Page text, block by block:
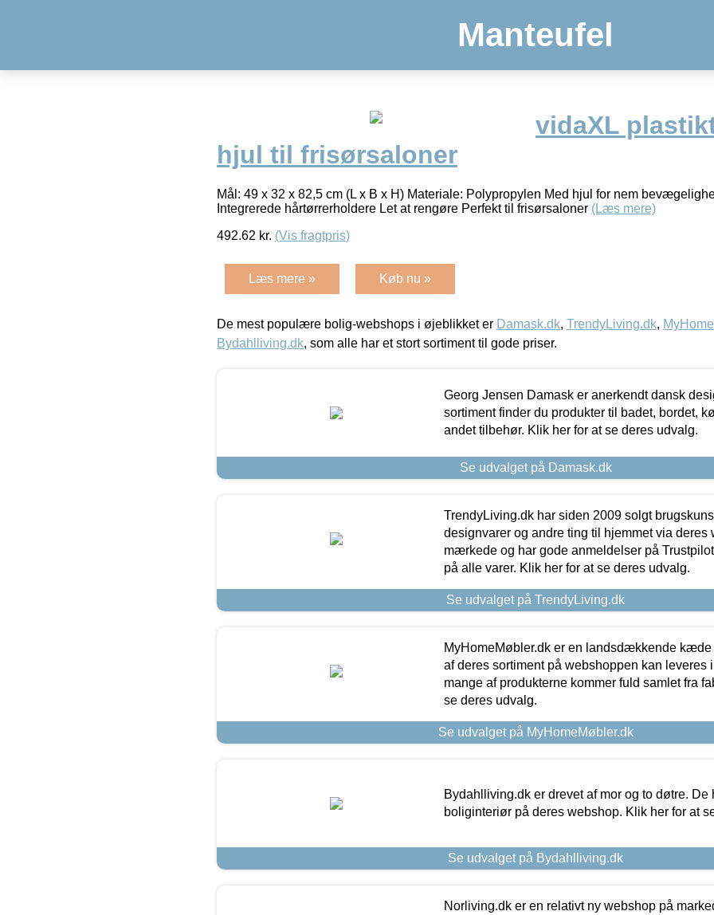
Manteufel
vidaXL
hjul til frisørsaloner
Mål: 49 x 32 x 82,5 cm (L x B x H) Materiale: Polypropylen Med hjul for nem
Integrerede hårtørrerholdere Let at rengøre Perfekt til frisørsaloner (Læs mere)
492.62 kr. (Vis fragtpris)
Læs mere » Køb nu »
De mest populære bolig-webshops i øjeblikket er Damask.dk, TrendyLiving.dk,
Bydahlliving.dk, som alle har et stort sortiment til gode priser.
Georg Jensen Damask er anerkendt dansk
sortiment finder du produkter til badet, bordet,
andet tilbehør. Klik her for at se deres udvalg.
Se udvalget på Damask.dk
TrendyLiving.dk har siden 2009 solgt
designvarer og andre ting til hjemmet via deres
mærkede og har gode anmeldelser på
på alle varer. Klik her for at se deres udvalg.
Se udvalget på TrendyLiving.dk
MyHomeMøbler.dk er en landsdækkende kæde
af deres sortiment på webshoppen kan leveres
mange af produkterne kommer fuld samlet fra
se deres udvalg.
Se udvalget på MyHomeMøbler.dk
Bydahlliving.dk er drevet af mor og to døtre. De
boliginteriør på deres webshop. Klik her for at
Se udvalget på Bydahlliving.dk
Norliving.dk er en relativt ny webshop på